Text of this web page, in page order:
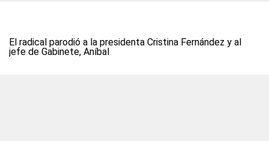
El radical parodió a la presidenta Cristina Fernández y al
jefe de Gabinete, Aníbal